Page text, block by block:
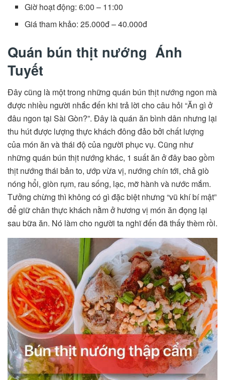
Giờ hoạt động: 6:00 – 11:00
Giá tham khảo: 25.000đ – 40.000đ
Quán bún thịt nướng Ánh
Tuyết
Đây cũng là một trong những quán bún thịt nướng ngon mà
được nhiều người nhắc đến khi trả lời cho câu hỏi “Ăn gì ở
đâu ngon tại Sài Gòn?”. Đây là quán ăn bình dân nhưng lại
thu hút được lượng thực khách đông đảo bởi chất lượng
của món ăn và thái độ của người phục vụ. Cũng như
những quán bún thịt nướng khác, 1 suất ăn ở đây bao gồm
thịt nướng thái bản to, ướp vừa vị, nướng chín tới, chả giò
nóng hổi, giòn rụm, rau sống, lạc, mỡ hành và nước mắm.
Tưởng chừng thì không có gì đặc biệt nhưng “vũ khí bí mật”
để giữ chân thực khách nằm ở hương vị món ăn đọng lại
sau bữa ăn. Nó làm cho người ta nghĩ đến đã thấy thèm rồi.